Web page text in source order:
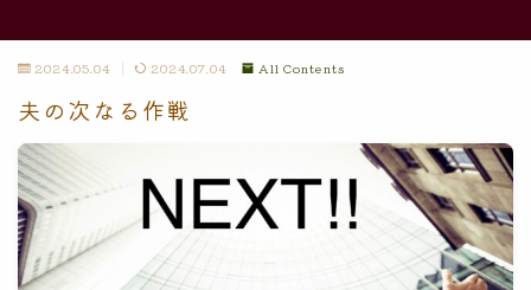
2024.05.04 2024.07.04 All Contents
夫の次なる作戦